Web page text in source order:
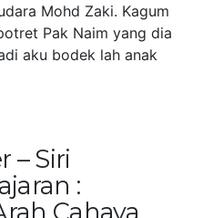
Mohd Zaki. Kagum
Pak Naim yang dia
aku bodek lah anak
– Siri
:
Cahaya